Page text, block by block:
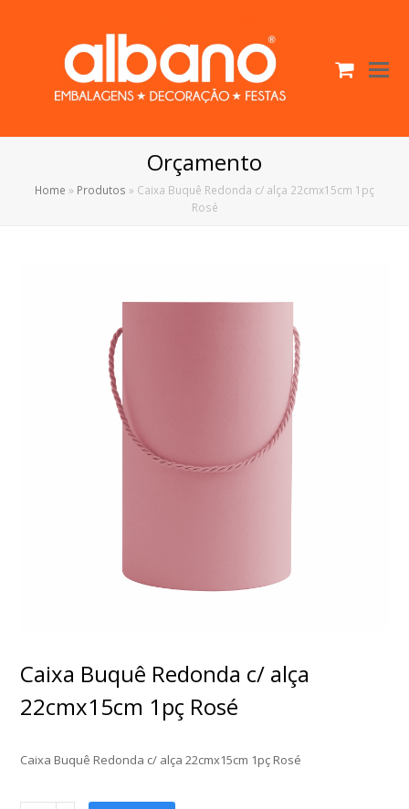
Cart
Orçamento
Home » Produtos » Caixa Buquê Redonda c/ alça 22cmx15cm 1pç
Rosé
Caixa Buquê Redonda c/ alça
22cmx15cm 1pç Rosé
Caixa Buquê Redonda c/ alça 22cmx15cm 1pç Rosé